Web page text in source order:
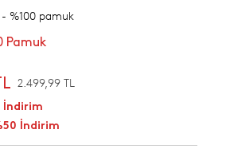
%100 pamuk
Pamuk
2.499,99 TL
İndirim
İndirim